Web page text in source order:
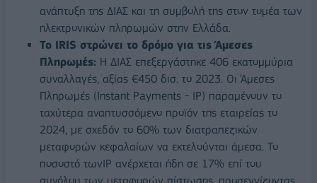
ανάπτυξη της ΔΙΑΣ και τη συμβολή της στον τομέα των
ηλεκτρονικών πληρωμών στην Ελλάδα.
Το IRIS στρώνει το δρόμο για τις Άμεσες
Πληρωμές: Η ΔΙΑΣ επεξεργάστηκε 406 εκατομμύρια
συναλλαγές, αξίας €450 δισ. το 2023. Οι Άμεσες
Πληρωμές (Instant Payments - IP) παραμένουν το
ταχύτερα αναπτυσσόμενο προϊόν της εταιρείας το
2024, με σχεδόν το 60% των διατραπεζικών
μεταφορών κεφαλαίων να εκτελούνται άμεσα. Το
ποσοστό τωνIP ανέρχεται ήδη σε 17% επί του
συνόλου των μεταφορών πίστωσης, προσεγγίζοντας